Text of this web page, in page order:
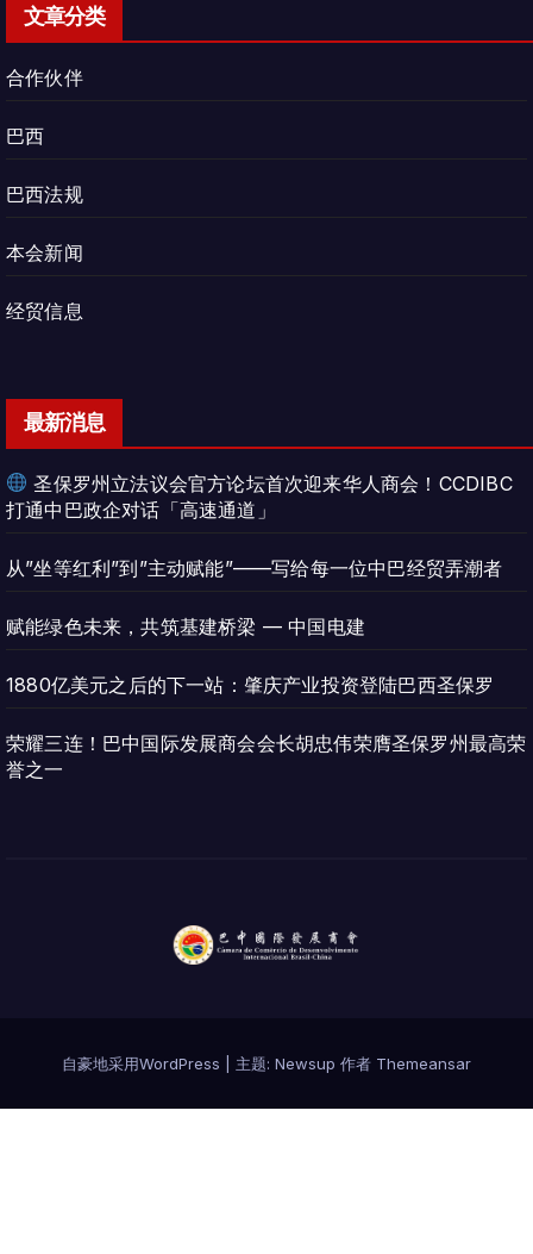
文章分类
合作伙伴
巴西
巴西法规
本会新闻
经贸信息
最新消息
圣保罗州立法议会官方论坛首次迎来华人商会！CCDIBC
打通中巴政企对话「高速通道」
从”坐等红利”到”主动赋能”——写给每一位中巴经贸弄潮者
赋能绿色未来，共筑基建桥梁 — 中国电建
1880亿美元之后的下一站：肇庆产业投资登陆巴西圣保罗
荣耀三连！巴中国际发展商会会长胡忠伟荣膺圣保罗州最高荣
誉之一
自豪地采用WordPress 主题: Newsup 作者 Themeansar